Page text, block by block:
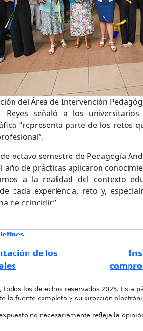
del Área de Intervención
Reyes señaló a los
“representa parte de los retos
octavo semestre de Pedagogía
año de prácticas aplicaron
a la realidad del contexto
cada experiencia, reto y,
de coincidir”.
de los
todos los derechos reservados 2026. Esta
la fuente completa y su dirección
no necesariamente refleja la